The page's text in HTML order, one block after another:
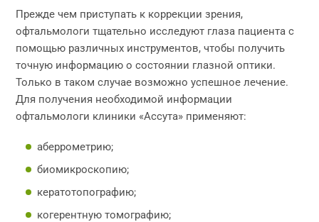
Прежде чем приступать к коррекции зрения,
офтальмологи тщательно исследуют глаза пациента с
помощью различных инструментов, чтобы получить
точную информацию о состоянии глазной оптики.
Только в таком случае возможно успешное лечение.
Для получения необходимой информации
офтальмологи клиники «Ассута» применяют:
аберрометрию;
биомикроскопию;
кератотопографию;
когерентную томографию;